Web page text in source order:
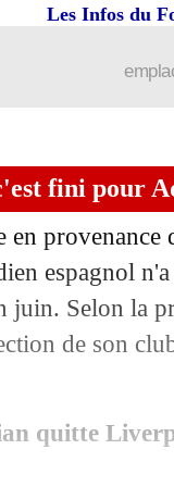
Les Infos du
fini pour
en
espagnol
Selon la
de son
quitte
recruté
LeBron
le départ
signe pour 18
voit
détails du
bougera pas